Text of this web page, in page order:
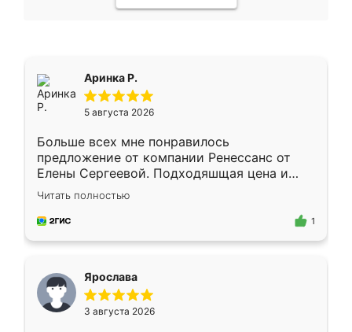
Аринка Р.
5 августа 2026
Больше всех мне понравилось
предложение от компании Ренессанс от
Елены Сергеевой. Подходяшщая цена и
короткие сроки изготовления. Приехавший
для замера сотрудник Владислав
предложил по моему эскизу самый
Читать полностью
1
Ярослава
3 августа 2026